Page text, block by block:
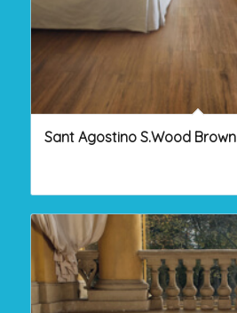
Sant Agostino S.Wood Brown